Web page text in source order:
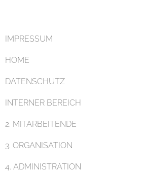
IMPRESSUM
HOME
DATENSCHUTZ
INTERNER BEREICH
2. MITARBEITENDE
3. ORGANISATION
4. ADMINISTRATION